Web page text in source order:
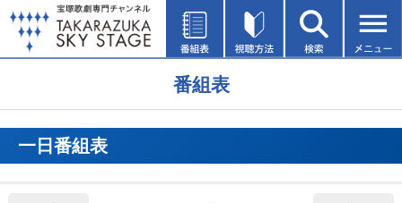
番組表
一日番組表